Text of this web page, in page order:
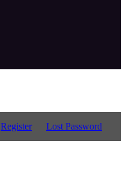
Register Lost Password